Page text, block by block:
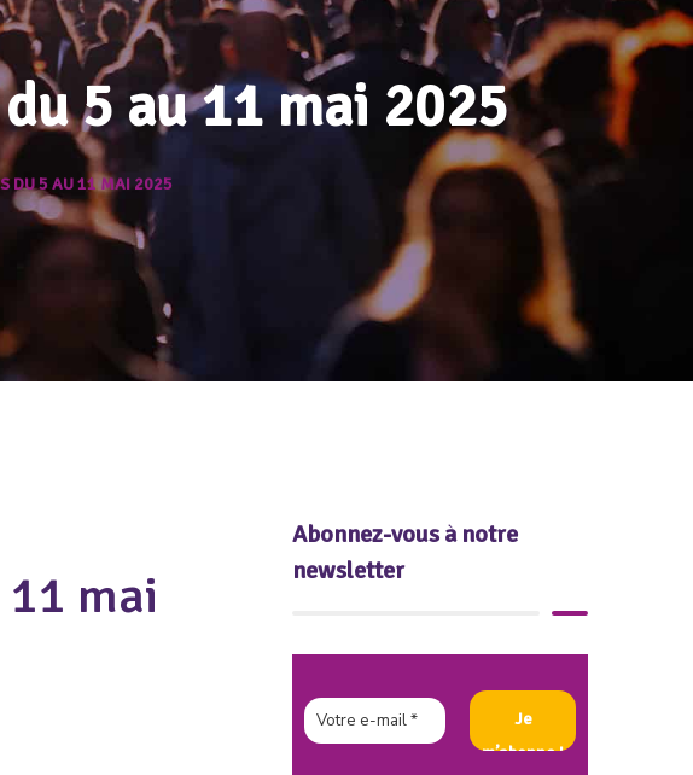
du 5 au 11 mai 2025
DU 5 AU 11 MAI 2025
11 mai
Abonnez-vous à notre
newsletter